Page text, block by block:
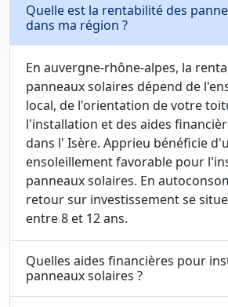
Quelle est la rentabilité des
dans ma région ?
En auvergne-rhône-alpes, la
panneaux solaires dépend de
local, de l'orientation de votre
l'installation et des aides
dans l' Isère. Apprieu bénéficie
ensoleillement favorable pour
panneaux solaires. En
retour sur investissement se
entre 8 et 12 ans.
Quelles aides financières pour
panneaux solaires ?